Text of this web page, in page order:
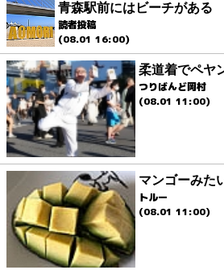
青森駅前にはビーチがある
読者投稿
(08.01 16:00)
柔道着でペヤ
つりばんど岡村
(08.01 11:00)
マンゴーみた
トルー
(08.01 11:00)